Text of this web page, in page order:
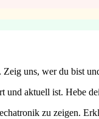
uns, wer du bist
und aktuell ist. Hebe
zu zeigen.